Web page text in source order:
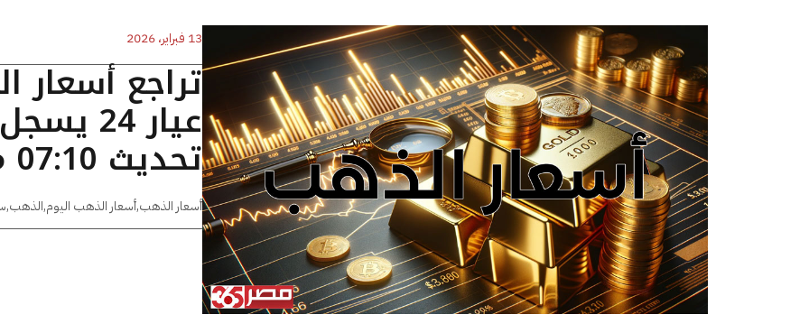
13 فبراير، 2026
تراجع
تحديث 07:10 مساءًا
أسعار الذهب,أسعار الذهب اليوم,الذهب,